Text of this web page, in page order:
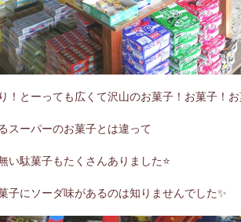
！とーっても広くて沢山のお菓子！お菓子！お
スーパーのお菓子とは違って
い駄菓子もたくさんありました⭐
子にソーダ味があるのは知りませんでした✨